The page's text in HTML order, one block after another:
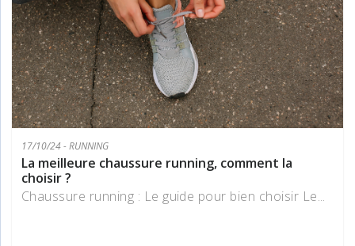
17/10/24 - RUNNING
La meilleure chaussure running, comment la
choisir ?
Chaussure running : Le guide pour bien choisir Le...